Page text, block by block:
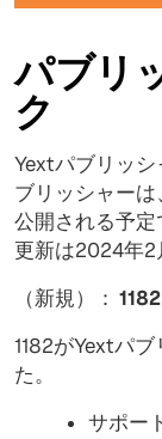
パブリ
ク
Yextパブリッ
ブリッシャー
公開される予
更新は2024年2
（新規）： 1182
1182がYextパ
た。
サポー